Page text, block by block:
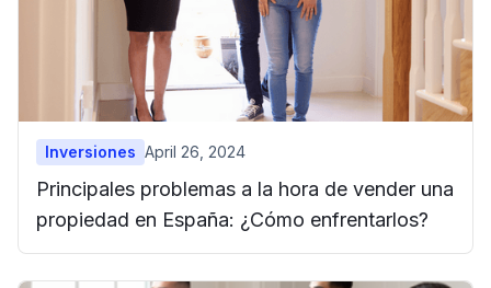
Inversiones April 26, 2024
Principales problemas a la hora de vender una
propiedad en España: ¿Cómo enfrentarlos?